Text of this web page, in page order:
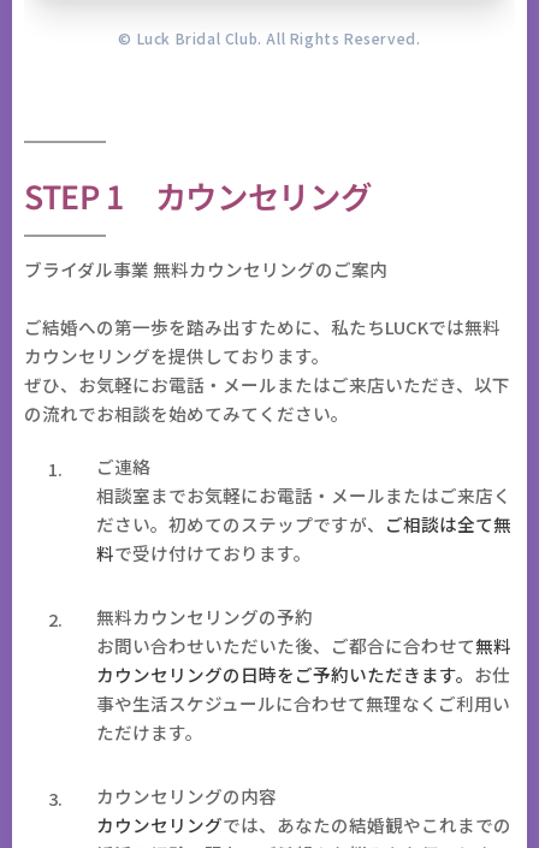
© Luck Bridal Club. All Rights Reserved.
STEP 1 カウンセリング
ブライダル事業 無料カウンセリングのご案内
ご結婚への第一歩を踏み出すために、私たちLUCKでは無料
カウンセリングを提供しております。
ぜひ、お気軽にお電話・メールまたはご来店いただき、以下
の流れでお相談を始めてみてください。
ご連絡
相談室までお気軽にお電話・メールまたはご来店く
ださい。初めてのステップですが、 ご相談は全て無
料で受け付けております。
無料カウンセリングの予約
お問い合わせいただいた後、ご都合に合わせて無料
カウンセリングの日時をご予約いただきます。 お仕
事や生活スケジュールに合わせて無理なくご利用い
ただけます。
カウンセリングの内容
カウンセリングでは、あなたの結婚観やこれまでの